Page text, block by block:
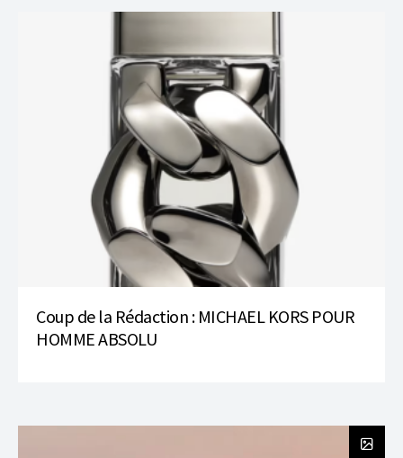
Coup de la Rédaction : MICHAEL KORS POUR
HOMME ABSOLU